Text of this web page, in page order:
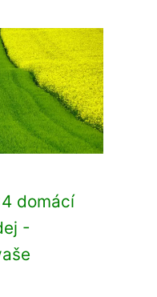
domácí
-